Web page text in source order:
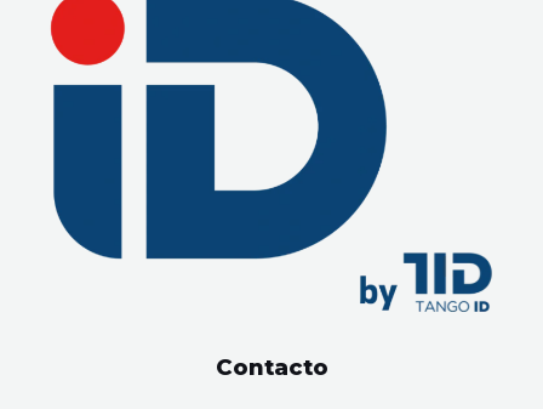
Contacto